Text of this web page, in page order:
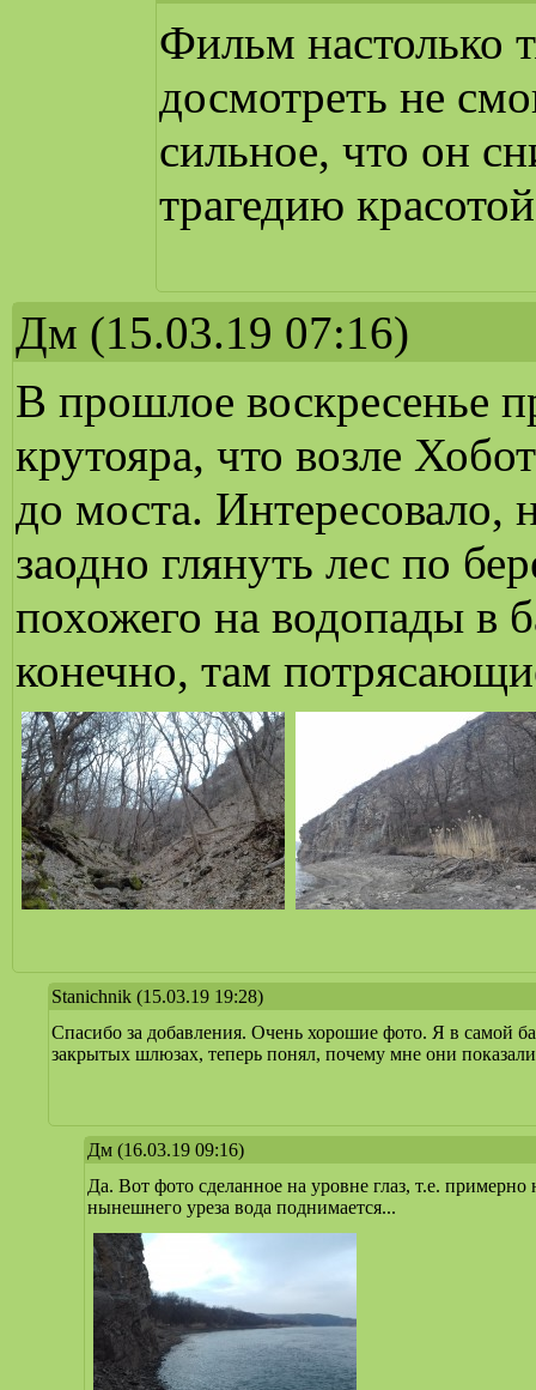
Фильм настолько
досмотреть не
сильное, что он
трагедию
Дм (15.03.19 07:16)
В прошлое воскресенье
крутояра, что возле
до моста. Интересовало,
заодно глянуть лес по
похожего на водопады в
конечно, там
Stanichnik (15.03.19 19:28)
Спасибо за добавления. Очень хорошие фото. Я в самой
закрытых шлюзах, теперь понял, почему мне они
Дм (16.03.19 09:16)
Да. Вот фото сделанное на уровне глаз, т.е.
нынешнего уреза вода поднимается...